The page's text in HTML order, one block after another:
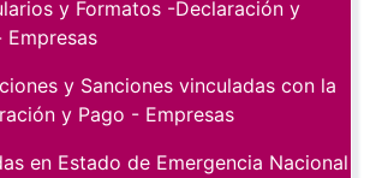
y Formatos -Declaración y
Empresas
y Sanciones vinculadas con la
y Pago - Empresas
en Estado de Emergencia Nacional